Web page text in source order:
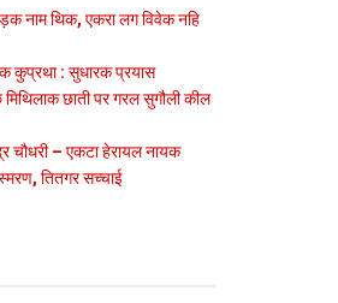
नाम थिक, एकरा लग विवेक नहि
कुप्रथा : सुधारक प्रयास
छाती पर गरल सुगौली कील
चौधरी – एकटा हेरायल नायक
स्‍मरण, तितगर सच्‍चाई